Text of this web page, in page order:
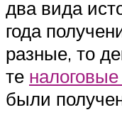
два вида
года
разные, то
те
были